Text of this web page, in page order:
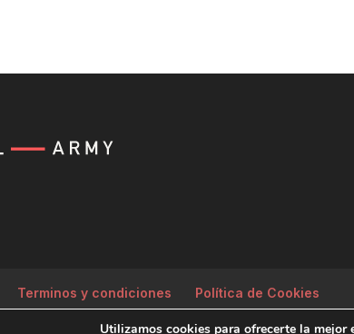
Terminos y condiciones Política de Cookies
Utilizamos cookies para ofrecerte la mejor